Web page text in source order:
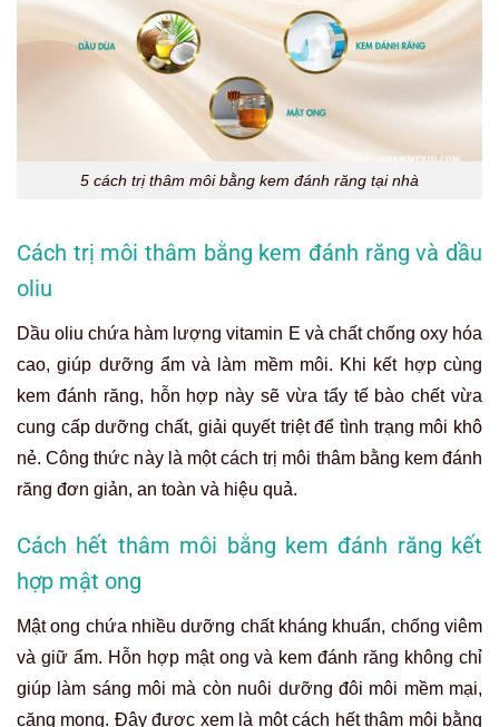
5 cách trị thâm môi bằng kem đánh răng tại nhà
Cách trị môi thâm bằng kem đánh răng và dầu
oliu
Dầu oliu chứa hàm lượng vitamin E và chất chống oxy hóa
cao, giúp dưỡng ẩm và làm mềm môi. Khi kết hợp cùng
kem đánh răng, hỗn hợp này sẽ vừa tẩy tế bào chết vừa
cung cấp dưỡng chất, giải quyết triệt để tình trạng môi khô
nẻ. Công thức này là mộtcách trị môi thâm bằng kem đánh
răng đơn giản, an toàn và hiệu quả.
Cách hết thâm môi bằng kem đánh răng kết
hợp mật ong
Mật ong chứa nhiều dưỡng chất kháng khuẩn, chống viêm
và giữ ẩm. Hỗn hợp mật ong và kem đánh răng không chỉ
giúp làm sáng môi mà còn nuôi dưỡng đôi môi mềm mại,
căng mọng. Đây được xem là mộtcách hết thâm môi bằng